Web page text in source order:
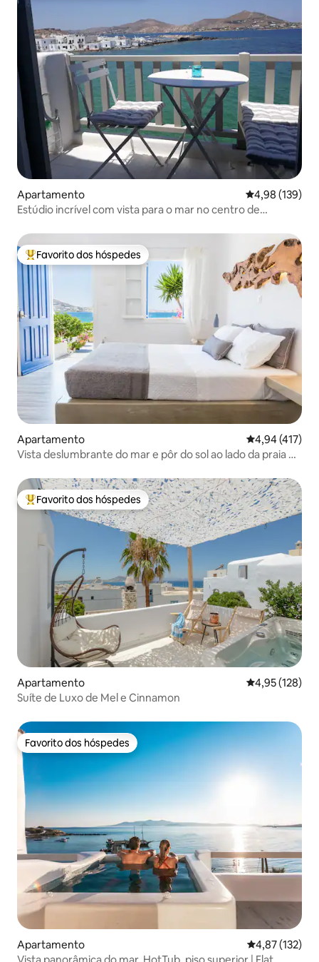
Apartamento Classificação
4,98 (139)
Estúdio incrível com vista para o mar no centro de
Favoritos dos hóspedes mais apreciados
Favorito dos hóspedes
Apartamento Classificação
4,94 (417)
Vista deslumbrante do mar e pôr do sol ao lado da praia e
Favoritos dos hóspedes mais apreciados
Favorito dos hóspedes
Apartamento Classificação
4,95 (128)
Suíte de Luxo de Mel e Cinnamon
Favorito dos hóspedes
Favorito dos hóspedes
Apartamento Classificação
4,87 (132)